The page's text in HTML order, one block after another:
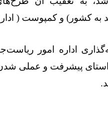
کشور) و کمپوست ( اداره
اداره امور
پیشرفت و عملی شدن
.